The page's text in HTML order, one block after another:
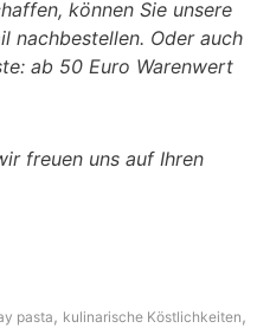
können Sie unsere
nachbestellen. Oder auch
ab 50 Euro Warenwert
freuen uns auf Ihren
pasta, kulinarische Köstlichkeiten ,